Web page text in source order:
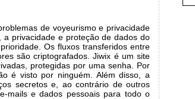
de voyeurismo e privacidade
privacidade e proteção de dados do
Os fluxos transferidos entre
são criptografados. Jiwix é um site
protegidas por uma senha. Por
é visto por ninguém. Além disso, a
secretos e, ao contrário de outros
mails e dados pessoais para todo o